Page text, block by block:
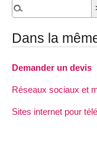
Dans la
Demander un devis
Réseaux sociaux et
Sites internet pour